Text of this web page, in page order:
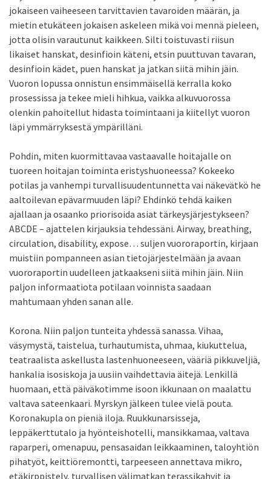
jokaiseen vaiheeseen tarvittavien tavaroiden määrän, ja
mietin etukäteen jokaisen askeleen mikä voi mennä pieleen,
jotta olisin varautunut kaikkeen. Silti toistuvasti riisun
likaiset hanskat, desinfioin käteni, etsin puuttuvan tavaran,
desinfioin kädet, puen hanskat ja jatkan siitä mihin jäin.
Vuoron lopussa onnistun ensimmäisellä kerralla koko
prosessissa ja tekee mieli hihkua, vaikka alkuvuorossa
olenkin pahoitellut hidasta toimintaani ja kiitellyt vuoron
läpi ymmärryksestä ympärilläni.
Pohdin, miten kuormittavaa vastaavalle hoitajalle on
tuoreen hoitajan toiminta eristyshuoneessa? Kokeeko
potilas ja vanhempi turvallisuudentunnetta vai näkevätkö he
aaltoilevan epävarmuuden läpi? Ehdinkö tehdä kaiken
ajallaan ja osaanko priorisoida asiat tärkeysjärjestykseen?
ABCDE – ajattelen kirjauksia tehdessäni. Airway, breathing,
circulation, disability, expose… suljen vuororaportin, kirjaan
muistiin pompanneen asian tietojärjestelmään ja avaan
vuororaportin uudelleen jatkaakseni siitä mihin jäin. Niin
paljon informaatiota potilaan voinnista saadaan
mahtumaan yhden sanan alle.
Korona. Niin paljon tunteita yhdessä sanassa. Vihaa,
väsymystä, taistelua, turhautumista, uhmaa, kiukuttelua,
teatraalista askellusta lastenhuoneeseen, vääriä pikkuveljiä,
hankalia isosiskoja ja uusiin vaihdettavia äitejä. Lenkillä
huomaan, että päiväkotimme isoon ikkunaan on maalattu
valtava sateenkaari. Myrskyn jälkeen tulee vielä pouta.
Koronakupla on pieniä iloja. Ruukkunarsisseja,
leppäkerttutalo ja hyönteishotelli, mansikkamaa, valtava
raparperi, omenapuu, pensasaidan leikkaaminen, taloyhtiön
pihatyöt, keittiöremontti, tarpeeseen annettava mikro,
etäkirppistely, turvallisen välimatkan terassikahvit ja